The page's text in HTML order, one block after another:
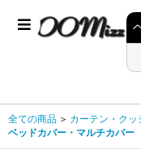
全ての商品 ＞ カーテン・ク
ベッドカバー・マルチカバー